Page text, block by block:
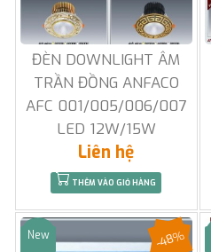
ĐÈN DOWNLIGHT ÂM
TRẦN ĐỒNG ANFACO
AFC 001/005/006/007
LED 12W/15W
Liên hệ
THÊM VÀO GIỎ HÀNG
Sale
New -48%